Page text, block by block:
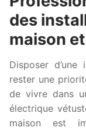
des
maison
Disposer
rester une
de vivre dans
électrique
maison est